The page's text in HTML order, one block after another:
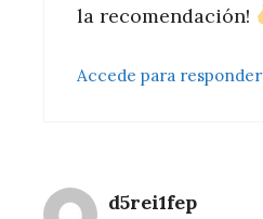
la recomendación!
Accede para responder
d5rei1fep